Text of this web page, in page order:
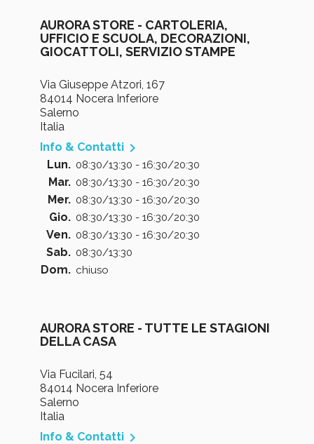
AURORA STORE - CARTOLERIA,
UFFICIO E SCUOLA, DECORAZIONI,
GIOCATTOLI, SERVIZIO STAMPE
Via Giuseppe Atzori, 167
84014 Nocera Inferiore
Salerno
Italia
Info & Contatti 
Lun. 08:30/13:30 - 16:30/20:30
Mar. 08:30/13:30 - 16:30/20:30
Mer. 08:30/13:30 - 16:30/20:30
Gio. 08:30/13:30 - 16:30/20:30
Ven. 08:30/13:30 - 16:30/20:30
Sab. 08:30/13:30
Dom. chiuso
AURORA STORE - TUTTE LE STAGIONI
DELLA CASA
Via Fucilari, 54
84014 Nocera Inferiore
Salerno
Italia
Info & Contatti 